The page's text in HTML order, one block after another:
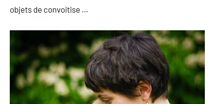
objets de convoitise …